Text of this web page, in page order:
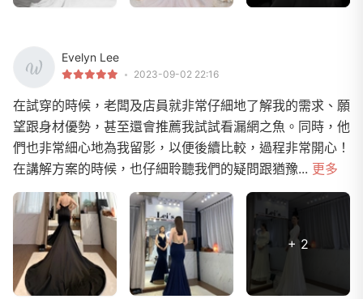
Evelyn Lee
2023-09-02 22:16
在試穿的時候，老闆及店員就非常仔細地了解我的需求、願
望跟身材優勢，甚至還會推薦我試試看漏網之魚。同時，他
們也非常細心地為我留影，以便後續比較，過程非常開心！
在講解方案的時候，也仔細聆聽我們的疑問跟猶豫... 更多
+ 2